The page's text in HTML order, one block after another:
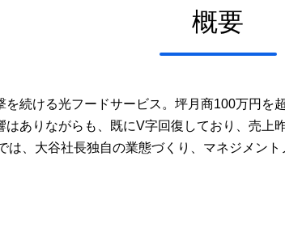
概要
続ける光フードサービス。坪月商100万円を
はありながらも、既にV字回復しており、売上
は、大谷社長独自の業態づくり、マネジメン